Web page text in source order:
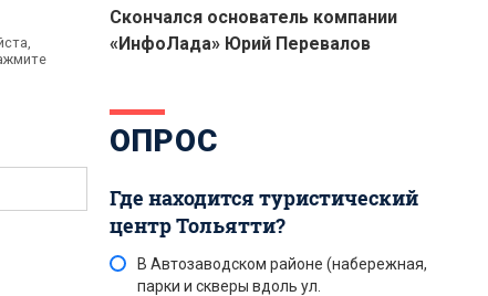
Скончался основатель компании
«ИнфоЛада» Юрий Перевалов
ОПРОС
Где находится туристический
центр Тольятти?
В Автозаводском районе (набережная,
парки и скверы вдоль ул.